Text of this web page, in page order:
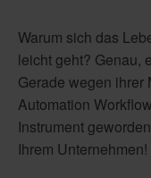
Warum sich das
leicht geht? Genau,
Gerade wegen ihrer
Automation
Instrument
Ihrem Unternehmen!